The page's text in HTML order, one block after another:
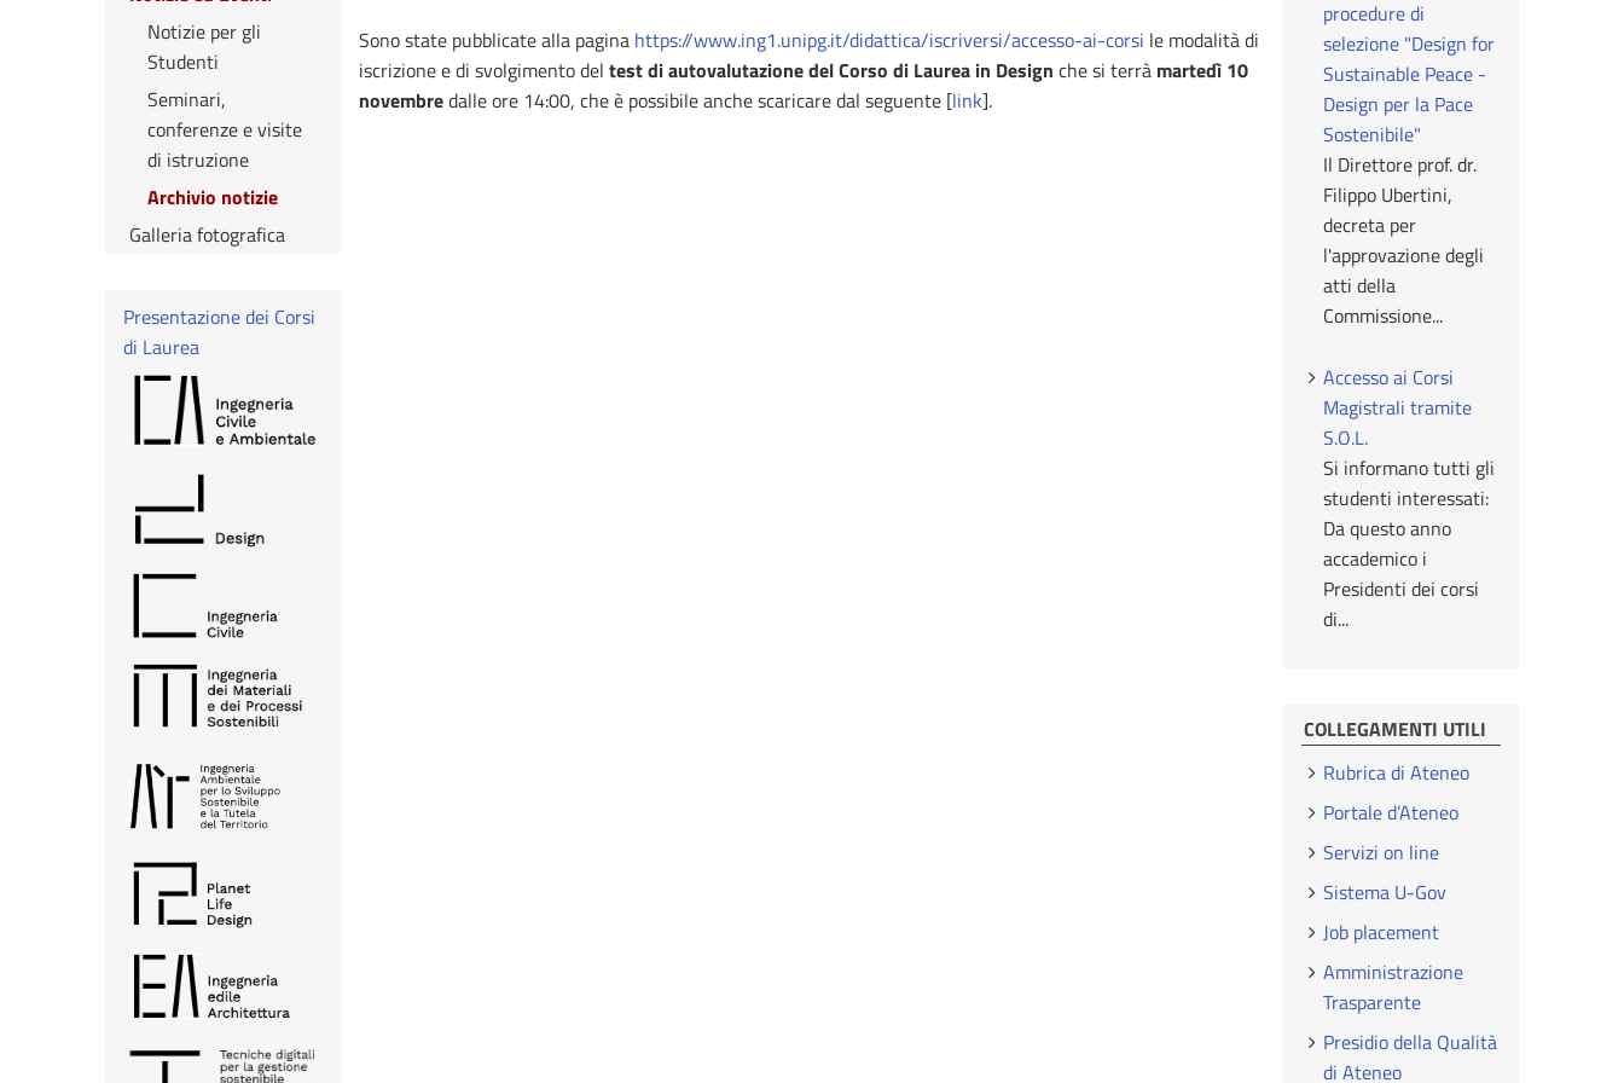
Sono state pubblicate alla pagina https://www.ing1.unipg.it/didattica/iscriversi/accesso-ai-corsi le modalità di
iscrizione e di svolgimento del test di autovalutazione del Corso di Laurea in Design che si terrà martedì 10
novembredalle ore 14:00, che è possibile anche scaricare dal seguente [link].
Notizie per gli
Studenti
Seminari,
conferenze e visite
di istruzione
Archivio notizie
Galleria fotografica
Presentazione dei Corsi
di Laurea
procedure di
selezione "Design for
Sustainable Peace -
Design per la Pace
Sostenibile"
Il Direttore prof. dr.
Filippo Ubertini,
decreta per
l'approvazione degli
atti della
Commissione...
Accesso ai Corsi
Magistrali tramite
S.O.L.
Si informano tutti gli
studenti interessati:
Da questo anno
accademico i
Presidenti dei corsi
di...
COLLEGAMENTI UTILI
Rubrica di Ateneo
Portale d’Ateneo
Servizi on line
Sistema U-Gov
Job placement
Amministrazione
Trasparente
Presidio della Qualità
di Ateneo